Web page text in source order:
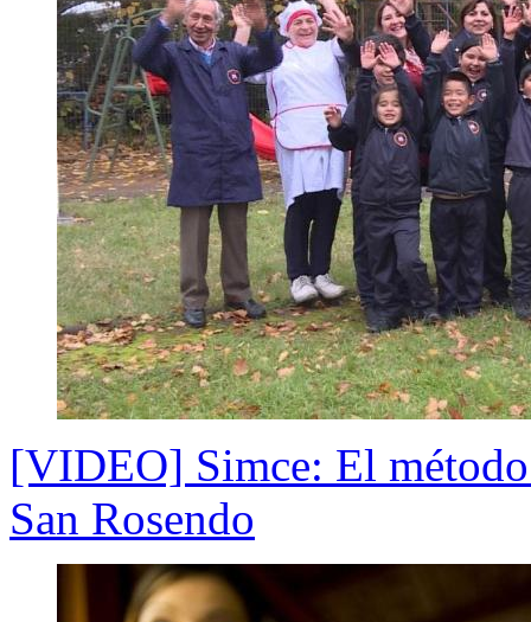
[VIDEO] Simce: El método
San Rosendo